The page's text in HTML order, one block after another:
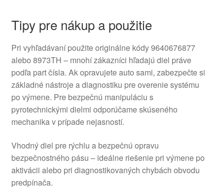
Tipy pre nákup a použitie
Pri vyhľadávaní použite originálne kódy 9640676877
alebo 8973TH – mnohí zákazníci hľadajú diel práve
podľa part čísla. Ak opravujete auto sami, zabezpečte si
základné nástroje a diagnostiku pre overenie systému
po výmene. Pre bezpečnú manipuláciu s
pyrotechnickými dielmi odporúčame skúseného
mechanika v prípade nejasností.
Vhodný diel pre rýchlu a bezpečnú opravu
bezpečnostného pásu – ideálne riešenie pri výmene po
aktivácii alebo pri diagnostikovaných chybách obvodu
predpínača.